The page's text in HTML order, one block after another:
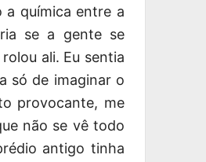
a química entre a
se a gente se
ali. Eu sentia
só de imaginar o
provocante, me
não se vê todo
antigo tinha